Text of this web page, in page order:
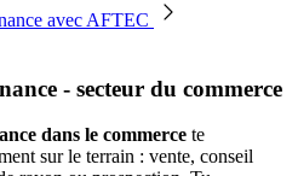
avec AFTEC
- secteur du commerce
dans le commerce te
sur le terrain : vente, conseil